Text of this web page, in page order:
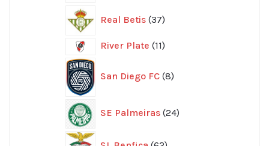
Real Betis 37
produkter
River Plate 1111
San Diego FC 8produkter
SE Palmeiras 24
produkter